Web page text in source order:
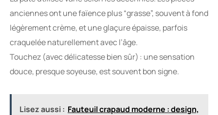
anciennes ont une faïence plus “grasse”, souvent à fond
légèrement crème, et une glaçure épaisse, parfois
craquelée naturellement avec l’âge.
Touchez (avec délicatesse bien sûr) : une sensation
douce, presque soyeuse, est souvent bon signe.
Lisez aussi : Fauteuil crapaud moderne : design,